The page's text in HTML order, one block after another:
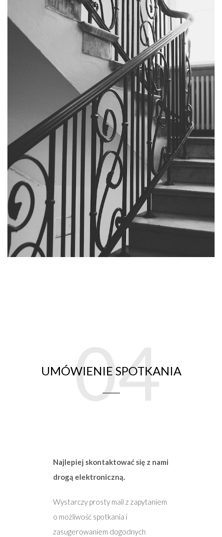
04
UMÓWIENIE SPOTKANIA
Najlepiej skontaktować się z nami
drogą elektroniczną.
Wystarczy prosty mail z zapytaniem
o możliwość spotkania i
zasugerowaniem dogodnych